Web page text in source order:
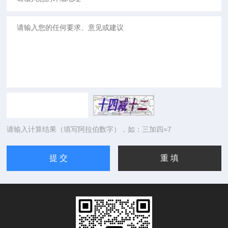
请输入计算结果（填写阿拉伯数字），如：三加四=7